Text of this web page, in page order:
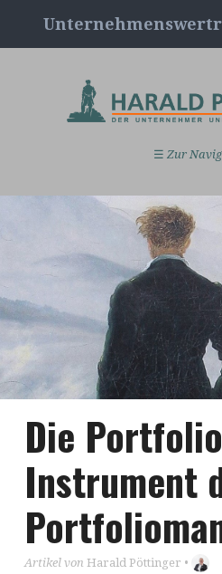
☰ Zur
Die
Instrument
Artikel von Harald Pöttinger •